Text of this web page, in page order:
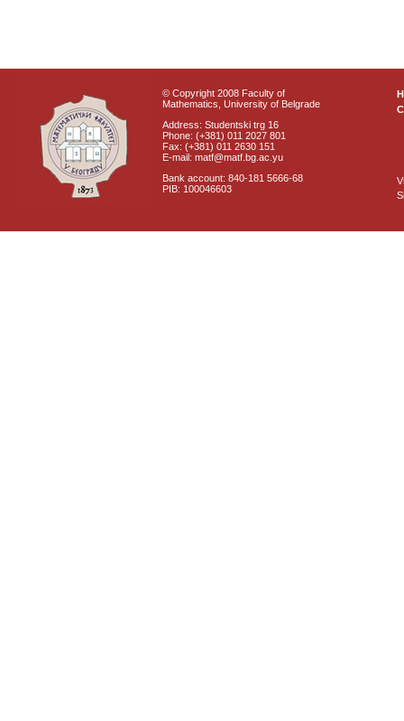
© Copyright 2008 Faculty of
Mathematics, University of Belgrade
Address: Studentski trg 16
Phone: (+381) 011 2027 801
Fax: (+381) 011 2630 151
E-mail: matf@matf.bg.ac.yu
Bank account: 840-181 5666-68
PIB: 100046603